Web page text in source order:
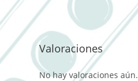
Valoraciones
No hay valoraciones aún.